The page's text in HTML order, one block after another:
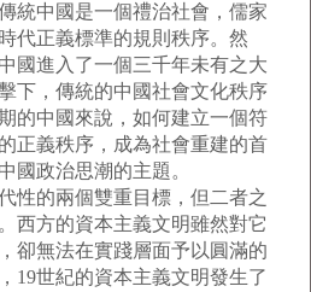
統中國是一個禮治社會，儒家
代正義標準的規則秩序。然
國進入了一個三千年未有之大
下，傳統的中國社會文化秩序
的中國來說，如何建立一個符
正義秩序，成為社會重建的首
國政治思潮的主題。
性的兩個雙重目標，但二者之
西方的資本主義文明雖然對它
卻無法在實踐層面予以圓滿的
19世紀的資本主義文明發生了